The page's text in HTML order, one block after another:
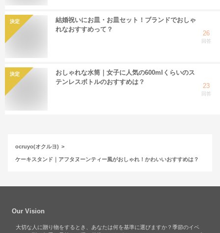
決定
結婚祝いにお皿・お皿セット！ブランドでおしゃ
れなおすすめって？
26
回答
決定
おしゃれな水筒｜女子に人気の600mlくらいのス
テンレスボトルのおすすめは？
23
回答
ocruyo(オクルヨ)
ケーキスタンド｜アフタヌーンティー風がおしゃれ！かわいいおすすめは？
Our Vision
大切な人に贈り物をするとき、あなたは何を基準に選びますか？季節のイベ